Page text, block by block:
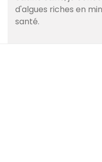
d'algues riches en
santé.